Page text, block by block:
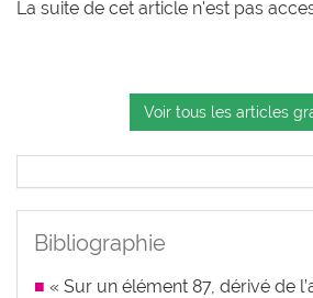
La suite de cet article n'est pas
Voir tous les articles
Bibliographie
■ « Sur un élément 87, dérivé de